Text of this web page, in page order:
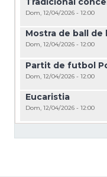
Dom, 12/04/2026 - 12:00
Mostra de ball de
Dom, 12/04/2026 - 12:00
Partit de futbol
Dom, 12/04/2026 - 12:00
Eucaristia
Dom, 12/04/2026 - 12:00